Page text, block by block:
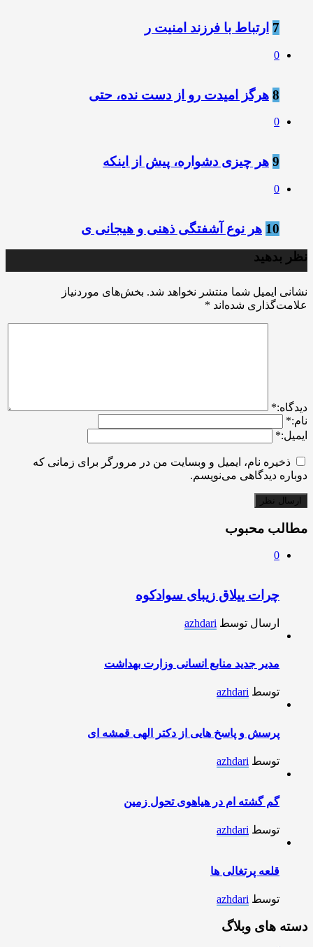
7 ارتباط با فرزند امنیت ر
0
8 هرگز امیدت رو از دست نده، حتی
0
9 هر چیزی دشواره، پیش از اینکه
0
10 هر نوع آشفتگی ذهنی و هیجانی ی
نظر بدهید
نشانی ایمیل شما منتشر نخواهد شد. بخش‌های موردنیاز
علامت‌گذاری شده‌اند *
ديدگاه:*
نام:*
ایمیل:*
ذخیره نام، ایمیل و وبسایت من در مرورگر برای زمانی که
دوباره دیدگاهی می‌نویسم.
مطالب محبوب
0
چرات ییلاق زیبای سوادکوه
ارسال توسط azhdari
مدیر جدید منابع انسانی وزارت بهداشت
توسط azhdari
پرسش و پاسخ هایی از دکتر الهی قمشه ای
توسط azhdari
گم گشته ام در هیاهوی تحول زمین
توسط azhdari
قلعه پرتغالی ها
توسط azhdari
دسته های وبلاگ